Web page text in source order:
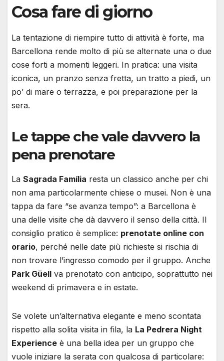
Cosa fare di giorno
La tentazione di riempire tutto di attività è forte, ma
Barcellona rende molto di più se alternate una o due
cose forti a momenti leggeri. In pratica: una visita
iconica, un pranzo senza fretta, un tratto a piedi, un
po’ di mare o terrazza, e poi preparazione per la
sera.
Le tappe che vale davvero la
pena prenotare
La Sagrada Família resta un classico anche per chi
non ama particolarmente chiese o musei. Non è una
tappa da fare “se avanza tempo”: a Barcellona è
una delle visite che dà davvero il senso della città. Il
consiglio pratico è semplice: prenotate online con
orario, perché nelle date più richieste si rischia di
non trovare l’ingresso comodo per il gruppo. Anche
Park Güell va prenotato con anticipo, soprattutto nei
weekend di primavera e in estate.
Se volete un’alternativa elegante e meno scontata
rispetto alla solita visita in fila, la La Pedrera Night
Experience è una bella idea per un gruppo che
vuole iniziare la serata con qualcosa di particolare: